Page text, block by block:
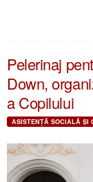
Pelerinaj
Down,
a Copilului
ASISTENȚĂ SOCIALĂ ȘI